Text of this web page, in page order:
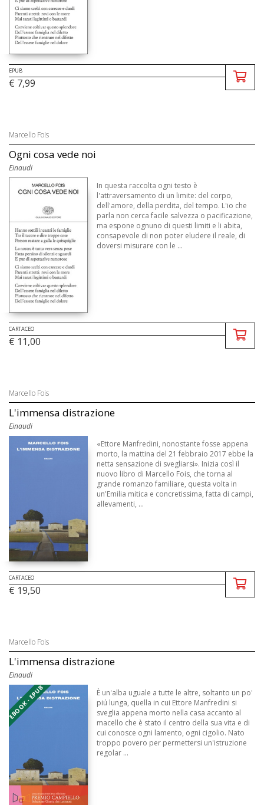
EPUB
€ 7,99
Marcello Fois
Ogni cosa vede noi
Einaudi
In questa raccolta ogni testo è
l'attraversamento di un limite: del corpo,
dell'amore, della perdita, del tempo. L'io che
parla non cerca facile salvezza o pacificazione,
ma espone ognuno di questi limiti e li abita,
consapevole di non poter eludere il reale, di
doversi misurare con le ...
CARTACEO
€ 11,00
Marcello Fois
L'immensa distrazione
Einaudi
«Ettore Manfredini, nonostante fosse appena
morto, la mattina del 21 febbraio 2017 ebbe la
netta sensazione di svegliarsi». Inizia così il
nuovo libro di Marcello Fois, che torna al
grande romanzo familiare, questa volta in
un'Emilia mitica e concretissima, fatta di campi,
allevamenti, ...
CARTACEO
€ 19,50
Marcello Fois
L'immensa distrazione
Einaudi
EBOOK - EPUB
È un'alba uguale a tutte le altre, soltanto un po'
piú lunga, quella in cui Ettore Manfredini si
sveglia appena morto nella casa accanto al
macello che è stato il centro della sua vita e di
cui conosce ogni lamento, ogni cigolio. Nato
troppo povero per permettersi un'istruzione
regolar ...